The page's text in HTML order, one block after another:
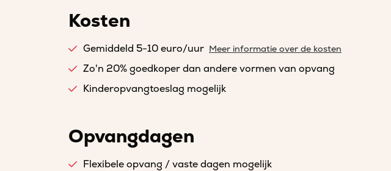
Kosten
Gemiddeld 5-10 euro/uur Meer informatie over de kosten
Zo'n 20% goedkoper dan andere vormen van opvang
Kinderopvangtoeslag mogelijk
Opvangdagen
Flexibele opvang / vaste dagen mogelijk